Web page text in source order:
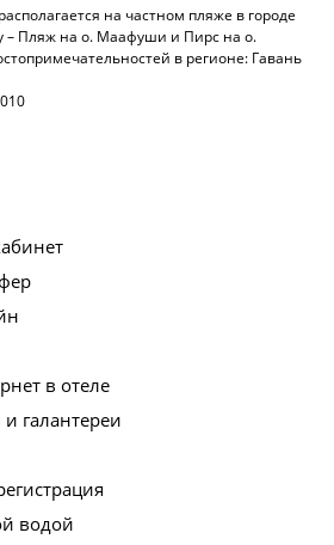
на частном пляже в городе
– Пляж на о. Маафуши и Пирс на о.
в регионе: Гавань
в отеле
галантереи
водой